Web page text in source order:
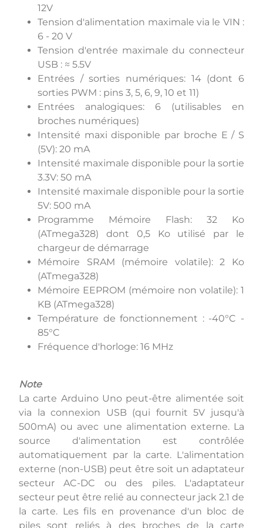
12V
Tension d'alimentation maximale via le VIN :
6 - 20 V
Tension d'entrée maximale du connecteur
USB : ≈ 5.5V
Entrées / sorties numériques: 14 (dont 6
sorties PWM : pins 3, 5, 6, 9, 10 et 11)
Entrées analogiques: 6 (utilisables en
broches numériques)
Intensité maxi disponible par broche E / S
(5V): 20 mA
Intensité maximale disponible pour la sortie
3.3V: 50 mA
Intensité maximale disponible pour la sortie
5V: 500 mA
Programme Mémoire Flash: 32 Ko
(ATmega328) dont 0,5 Ko utilisé par le
chargeur de démarrage
Mémoire SRAM (mémoire volatile): 2 Ko
(ATmega328)
Mémoire EEPROM (mémoire non volatile): 1
KB (ATmega328)
Température de fonctionnement : -40°C -
85°C
Fréquence d'horloge: 16 MHz
Note
La carte Arduino Uno peut-être alimentée soit
via la connexion USB (qui fournit 5V jusqu'à
500mA) ou avec une alimentation externe. La
source d'alimentation est contrôlée
automatiquement par la carte. L'alimentation
externe (non-USB) peut être soit un adaptateur
secteur AC-DC ou des piles. L'adaptateur
secteur peut être relié au connecteur jack 2.1 de
la carte. Les fils en provenance d'un bloc de
piles sont reliés à des broches de la carte